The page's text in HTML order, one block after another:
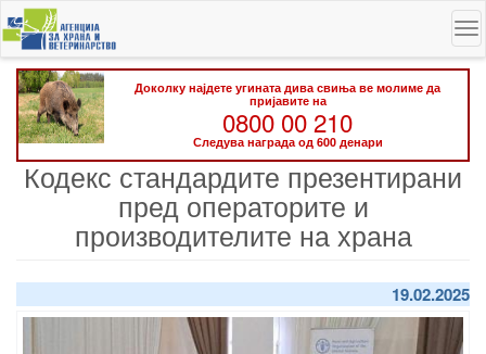
Skip
to
main
content
Доколку најдете угината дива свиња ве молиме да
пријавите на
0800 00 210
Следува награда од 600 денари
Кодекс стандардите презентирани
пред операторите и
производителите на храна
19.02.2025